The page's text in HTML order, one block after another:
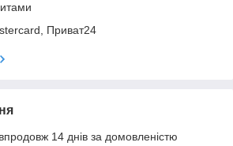
Приват24
14 днів за домовленістю